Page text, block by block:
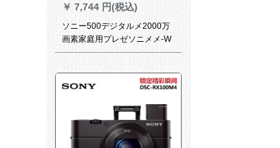
￥ 7,744 円(税込)
ソニー500デジタルメ2000万
画素家庭用プレゼソニメメ-W
81セルセン3